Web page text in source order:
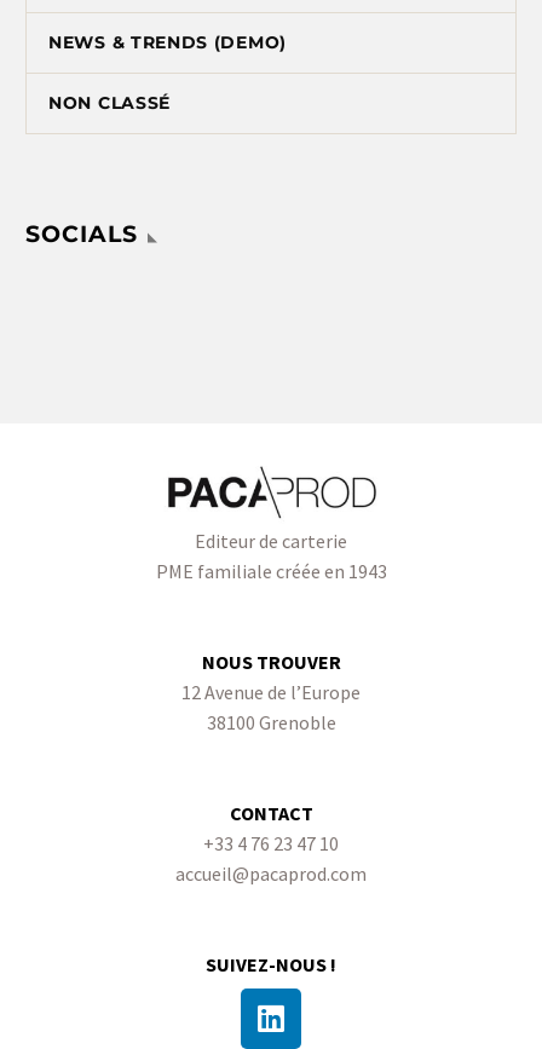
NEWS & TRENDS (DEMO)
NON CLASSÉ
SOCIALS
Editeur de carterie
PME familiale créée en 1943
NOUS TROUVER
12 Avenue de l’Europe
38100 Grenoble
CONTACT
+33 4 76 23 47 10
accueil@pacaprod.com
SUIVEZ-NOUS !